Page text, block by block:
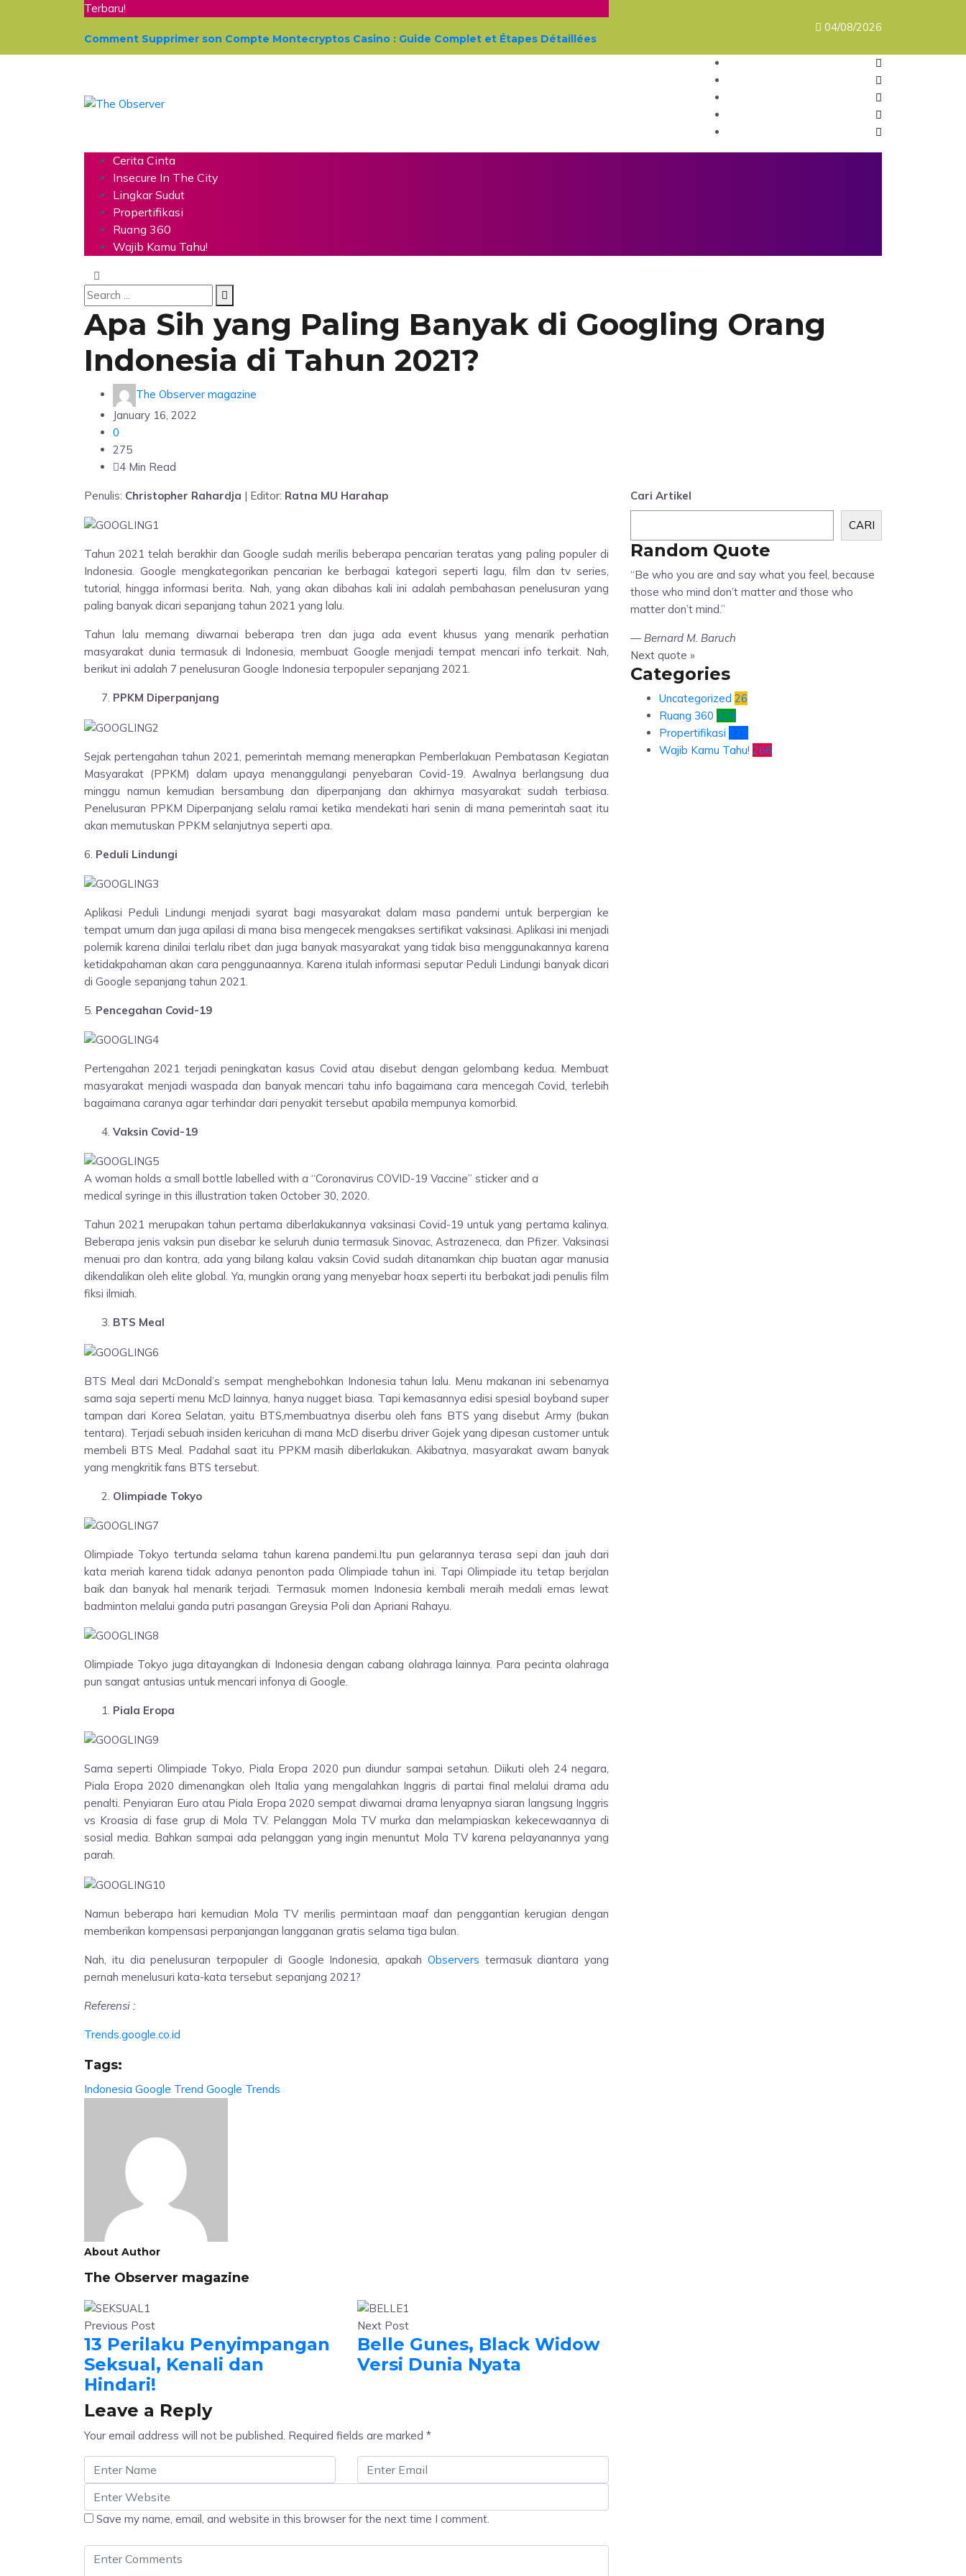
Terbaru!
Comment Supprimer son Compte Montecryptos Casino : Guide Complet et Étapes Détaillées
04/08/2026
Cerita Cinta
Insecure In The City
Lingkar Sudut
Propertifikasi
Ruang 360
Wajib Kamu Tahu!
Apa Sih yang Paling Banyak di Googling Orang
Indonesia di Tahun 2021?
The Observer magazine
January 16, 2022
0
275
4 Min Read
Penulis: Christopher Rahardja | Editor: Ratna MU Harahap
Tahun 2021 telah berakhir dan Google sudah merilis beberapa pencarian teratas yang paling populer di
Indonesia. Google mengkategorikan pencarian ke berbagai kategori seperti lagu, film dan tv series,
tutorial, hingga informasi berita. Nah, yang akan dibahas kali ini adalah pembahasan penelusuran yang
paling banyak dicari sepanjang tahun 2021 yang lalu.
Tahun lalu memang diwarnai beberapa tren dan juga ada event khusus yang menarik perhatian
masyarakat dunia termasuk di Indonesia, membuat Google menjadi tempat mencari info terkait. Nah,
berikut ini adalah 7 penelusuran Google Indonesia terpopuler sepanjang 2021.
PPKM Diperpanjang
Sejak pertengahan tahun 2021, pemerintah memang menerapkan Pemberlakuan Pembatasan Kegiatan
Masyarakat (PPKM) dalam upaya menanggulangi penyebaran Covid-19. Awalnya berlangsung dua
minggu namun kemudian bersambung dan diperpanjang dan akhirnya masyarakat sudah terbiasa.
Penelusuran PPKM Diperpanjang selalu ramai ketika mendekati hari senin di mana pemerintah saat itu
akan memutuskan PPKM selanjutnya seperti apa.
6. Peduli Lindungi
Aplikasi Peduli Lindungi menjadi syarat bagi masyarakat dalam masa pandemi untuk berpergian ke
tempat umum dan juga apilasi di mana bisa mengecek mengakses sertifikat vaksinasi. Aplikasi ini menjadi
polemik karena dinilai terlalu ribet dan juga banyak masyarakat yang tidak bisa menggunakannya karena
ketidakpahaman akan cara penggunaannya. Karena itulah informasi seputar Peduli Lindungi banyak dicari
di Google sepanjang tahun 2021.
5. Pencegahan Covid-19
Pertengahan 2021 terjadi peningkatan kasus Covid atau disebut dengan gelombang kedua. Membuat
masyarakat menjadi waspada dan banyak mencari tahu info bagaimana cara mencegah Covid, terlebih
bagaimana caranya agar terhindar dari penyakit tersebut apabila mempunya komorbid.
Vaksin Covid-19
A woman holds a small bottle labelled with a “Coronavirus COVID-19 Vaccine” sticker and a
medical syringe in this illustration taken October 30, 2020.
Tahun 2021 merupakan tahun pertama diberlakukannya vaksinasi Covid-19 untuk yang pertama kalinya.
Beberapa jenis vaksin pun disebar ke seluruh dunia termasuk Sinovac, Astrazeneca, dan Pfizer. Vaksinasi
menuai pro dan kontra, ada yang bilang kalau vaksin Covid sudah ditanamkan chip buatan agar manusia
dikendalikan oleh elite global. Ya, mungkin orang yang menyebar hoax seperti itu berbakat jadi penulis film
fiksi ilmiah.
BTS Meal
BTS Meal dari McDonald’s sempat menghebohkan Indonesia tahun lalu. Menu makanan ini sebenarnya
sama saja seperti menu McD lainnya, hanya nugget biasa. Tapi kemasannya edisi spesial boyband super
tampan dari Korea Selatan, yaitu BTS,membuatnya diserbu oleh fans BTS yang disebut Army (bukan
tentara). Terjadi sebuah insiden kericuhan di mana McD diserbu driver Gojek yang dipesan customer untuk
membeli BTS Meal. Padahal saat itu PPKM masih diberlakukan. Akibatnya, masyarakat awam banyak
yang mengkritik fans BTS tersebut.
Olimpiade Tokyo
Olimpiade Tokyo tertunda selama tahun karena pandemi.Itu pun gelarannya terasa sepi dan jauh dari
kata meriah karena tidak adanya penonton pada Olimpiade tahun ini. Tapi Olimpiade itu tetap berjalan
baik dan banyak hal menarik terjadi. Termasuk momen Indonesia kembali meraih medali emas lewat
badminton melalui ganda putri pasangan Greysia Poli dan Apriani Rahayu.
Olimpiade Tokyo juga ditayangkan di Indonesia dengan cabang olahraga lainnya. Para pecinta olahraga
pun sangat antusias untuk mencari infonya di Google.
Piala Eropa
Sama seperti Olimpiade Tokyo, Piala Eropa 2020 pun diundur sampai setahun. Diikuti oleh 24 negara,
Piala Eropa 2020 dimenangkan oleh Italia yang mengalahkan Inggris di partai final melalui drama adu
penalti. Penyiaran Euro atau Piala Eropa 2020 sempat diwarnai drama lenyapnya siaran langsung Inggris
vs Kroasia di fase grup di Mola TV. Pelanggan Mola TV murka dan melampiaskan kekecewaannya di
sosial media. Bahkan sampai ada pelanggan yang ingin menuntut Mola TV karena pelayanannya yang
parah.
Namun beberapa hari kemudian Mola TV merilis permintaan maaf dan penggantian kerugian dengan
memberikan kompensasi perpanjangan langganan gratis selama tiga bulan.
Nah, itu dia penelusuran terpopuler di Google Indonesia, apakah Observers termasuk diantara yang
pernah menelusuri kata-kata tersebut sepanjang 2021?
Referensi :
Trends.google.co.id
Tags:
Indonesia Google Trend Google Trends
About Author
The Observer magazine
Previous Post
13 Perilaku Penyimpangan
Seksual, Kenali dan
Hindari!
Next Post
Belle Gunes, Black Widow
Versi Dunia Nyata
Leave a Reply
Your email address will not be published. Required fields are marked *
Save my name, email, and website in this browser for the next time I comment.
Cari Artikel
CARI
Random Quote
“Be who you are and say what you feel, because
those who mind don’t matter and those who
matter don’t mind.”
—Bernard M. Baruch
Next quote »
Categories
Uncategorized 26
Ruang 360 129
Propertifikasi 278
Wajib Kamu Tahu! 266